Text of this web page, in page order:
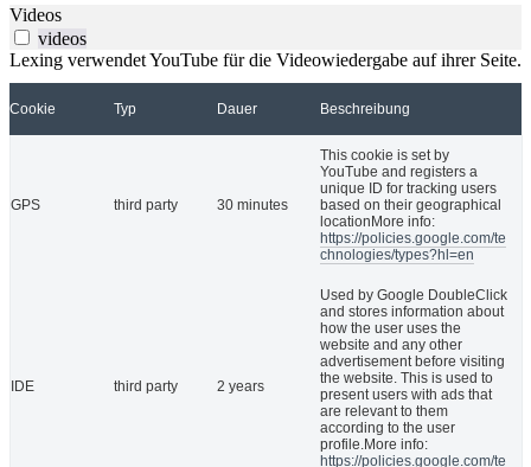
Videos
videos
Lexing verwendet YouTube für die Videowiedergabe auf ihrer Seite.
Cookie Typ Dauer Beschreibung
GPS third party 30 minutes
This cookie is set by
YouTube and registers a
unique ID for tracking users
based on their geographical
locationMore info:
https://policies.google.com/te
chnologies/types?hl=en
IDE third party 2 years
Used by Google DoubleClick
and stores information about
how the user uses the
website and any other
advertisement before visiting
the website. This is used to
present users with ads that
are relevant to them
according to the user
profile.More info:
https://policies.google.com/te